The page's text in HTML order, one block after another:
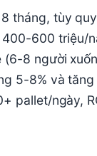
tháng, tùy
600 triệu/
(6-8 người
5-8% và
pallet/ngày,